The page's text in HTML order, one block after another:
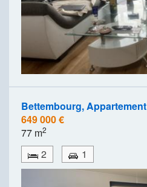
Bettembourg, Appartement
649 000 €
77 m2
2 1